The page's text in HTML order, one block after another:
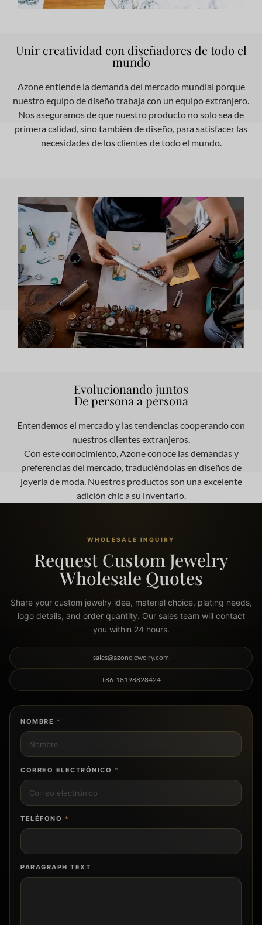
Unir creatividad con diseñadores de todo el
mundo
Azone entiende la demanda del mercado mundial porque
nuestro equipo de diseño trabaja con un equipo extranjero.
Nos aseguramos de que nuestro producto no solo sea de
primera calidad, sino también de diseño, para satisfacer las
necesidades de los clientes de todo el mundo.
Evolucionando juntos
De persona a persona
Entendemos el mercado y las tendencias cooperando con
nuestros clientes extranjeros.
Con este conocimiento, Azone conoce las demandas y
preferencias del mercado, traduciéndolas en diseños de
joyería de moda. Nuestros productos son una excelente
adición chic a su inventario.
WHOLESALE INQUIRY
Request Custom Jewelry
Wholesale Quotes
Share your custom jewelry idea, material choice, plating needs,
logo details, and order quantity. Our sales team will contact
you within 24 hours.
sales@azonejewelry.com
+86-18198828424
NOMBRE *
CORREO ELECTRÓNICO *
TELÉFONO *
PARAGRAPH TEXT